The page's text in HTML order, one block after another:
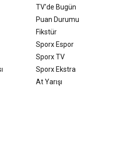
TV'de Bugün
Puan Durumu
Fikstür
Sporx Espor
Sporx TV
Sporx Ekstra
At Yarışı